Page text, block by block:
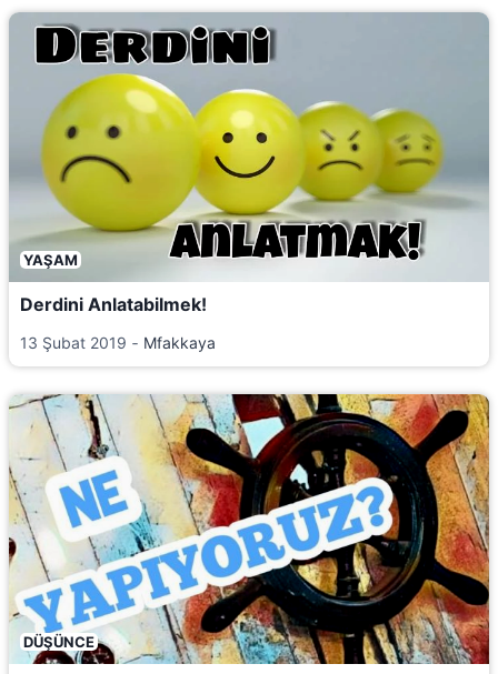
YAŞAM
Derdini Anlatabilmek!
13 Şubat 2019 ‐ Mfakkaya
DÜŞÜNCE